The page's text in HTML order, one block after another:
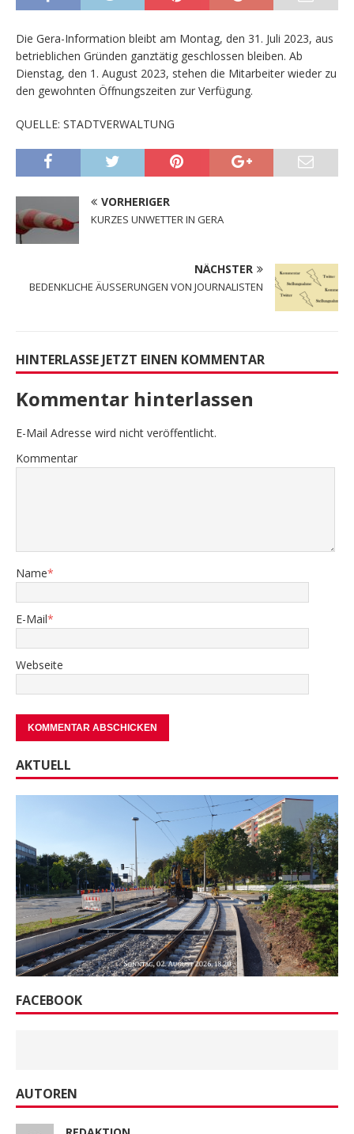
Die Gera-Information bleibt am Montag, den 31. Juli 2023, aus
betrieblichen Gründen ganztätig geschlossen bleiben. Ab
Dienstag, den 1. August 2023, stehen die Mitarbeiter wieder zu
den gewohnten Öffnungszeiten zur Verfügung.
QUELLE: STADTVERWALTUNG
VORHERIGER
KURZES UNWETTER IN GERA
NÄCHSTER
BEDENKLICHE ÄUSSERUNGEN VON JOURNALISTEN
HINTERLASSE JETZT EINEN KOMMENTAR
Kommentar hinterlassen
E-Mail Adresse wird nicht veröffentlicht.
Kommentar
Name*
E-Mail*
Webseite
AKTUELL
FACEBOOK
AUTOREN